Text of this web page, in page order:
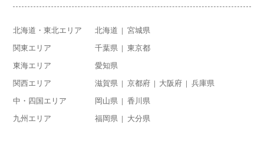
北海道・東北エリア 北海道 宮城県
関東エリア 千葉県 東京都
東海エリア 愛知県
関西エリア 滋賀県 京都府 大阪府 兵庫県
中・四国エリア 岡山県 香川県
九州エリア 福岡県 大分県